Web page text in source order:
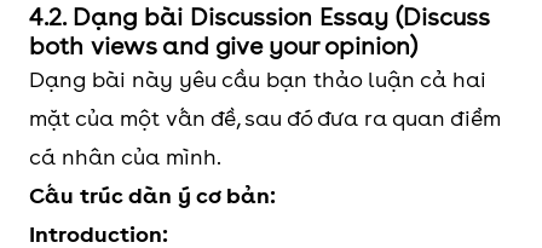
4.2. Dạng bài Discussion Essay (Discuss
both views and give your opinion)
Dạng bài này yêu cầu bạn thảo luận cả hai
mặt của một vấn đề, sau đó đưa ra quan điểm
cá nhân của mình.
Cấu trúc dàn ý cơ bản:
Introduction: